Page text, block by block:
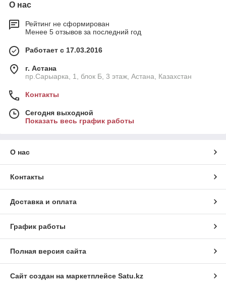
О нас
Рейтинг не сформирован
Менее 5 отзывов за последний год
Работает с 17.03.2016
г. Астана
пр.Сарыарка, 1, блок Б, 3 этаж, Астана, Казахстан
Контакты
Сегодня выходной
Показать весь график работы
О нас
Контакты
Доставка и оплата
График работы
Полная версия сайта
Сайт создан на маркетплейсе Satu.kz